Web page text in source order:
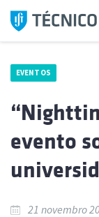
Saltar
para
EVENTOS
evento
21 novembro